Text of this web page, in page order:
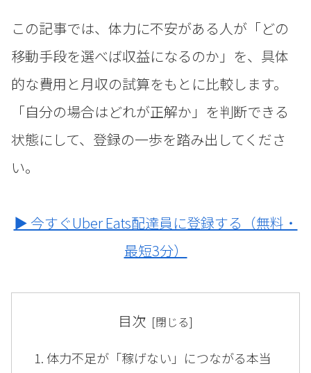
この記事では、体力に不安がある人が「どの
移動手段を選べば収益になるのか」を、具体
的な費用と月収の試算をもとに比較します。
「自分の場合はどれが正解か」を判断できる
状態にして、登録の一歩を踏み出してくださ
い。
▶ 今すぐUber Eats配達員に登録する（無料・
最短3分）
目次
体力不足が「稼げない」につながる本当